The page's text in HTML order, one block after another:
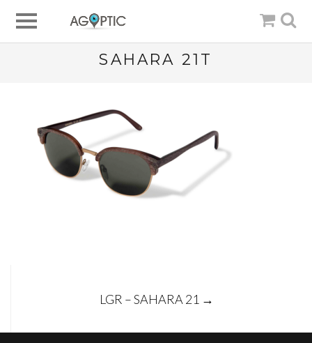
SAHARA 21T
LGR – SAHARA 21 →